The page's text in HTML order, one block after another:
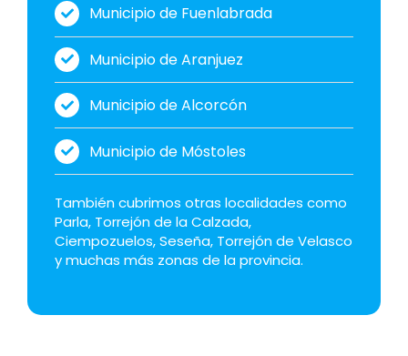
Municipio de Fuenlabrada
Municipio de Aranjuez
Municipio de Alcorcón
Municipio de Móstoles
También cubrimos otras localidades como
Parla, Torrejón de la Calzada,
Ciempozuelos, Seseña, Torrejón de Velasco
y muchas más zonas de la provincia.